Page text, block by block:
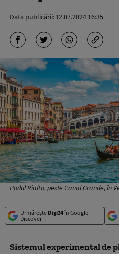
Data publicării: 12.07.2024 16:35
Podul Rialto, peste Canal Grande, în
Urmărește Digi24în Google
Discover
Sistemul experimental de